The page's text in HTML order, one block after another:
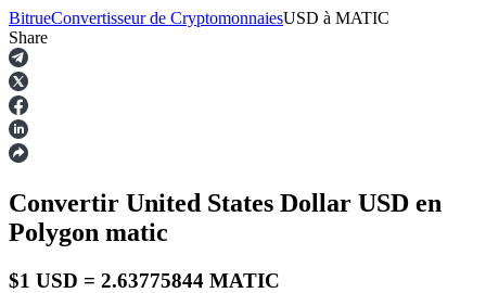
Contrats à terme
BitrueConvertisseur de CryptomonnaiesUSD à MATIC
Share
Convertir United States Dollar USD en
Polygon matic
$1 USD = 2.63775844 MATIC